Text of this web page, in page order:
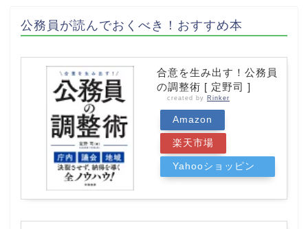
公務員が読んでおくべき！おすすめ本
合意を生み出す！公務員
の調整術 [ 定野司 ]
created by Rinker
Amazon
楽天市場
Yahooショッピン